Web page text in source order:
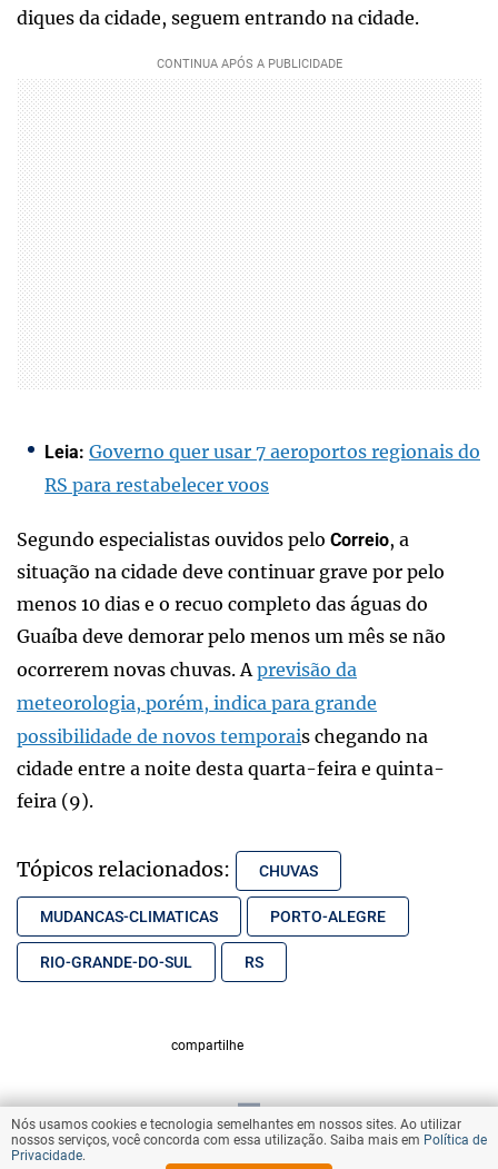
diques da cidade, seguem entrando na cidade.
Leia: Governo quer usar 7 aeroportos regionais do
RS para restabelecer voos
Segundo especialistas ouvidos pelo Correio, a
situação na cidade deve continuar grave por pelo
menos 10 dias e o recuo completo das águas do
Guaíba deve demorar pelo menos um mês se não
ocorrerem novas chuvas. A previsão da
meteorologia, porém, indica para grande
possibilidade de novos temporais chegando na
cidade entre a noite desta quarta-feira e quinta-
feira (9).
Tópicos relacionados: CHUVAS
MUDANCAS-CLIMATICAS PORTO-ALEGRE
RIO-GRANDE-DO-SUL RS
compartilhe
VOLTAR AO TOPO
Nós usamos cookies e tecnologia semelhantes em nossos sites. Ao utilizar
nossos serviços, você concorda com essa utilização. Saiba mais em Política de
Privacidade.